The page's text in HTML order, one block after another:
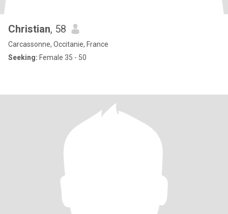
Christian, 58
Carcassonne, Occitanie, France
Seeking: Female 35 - 50